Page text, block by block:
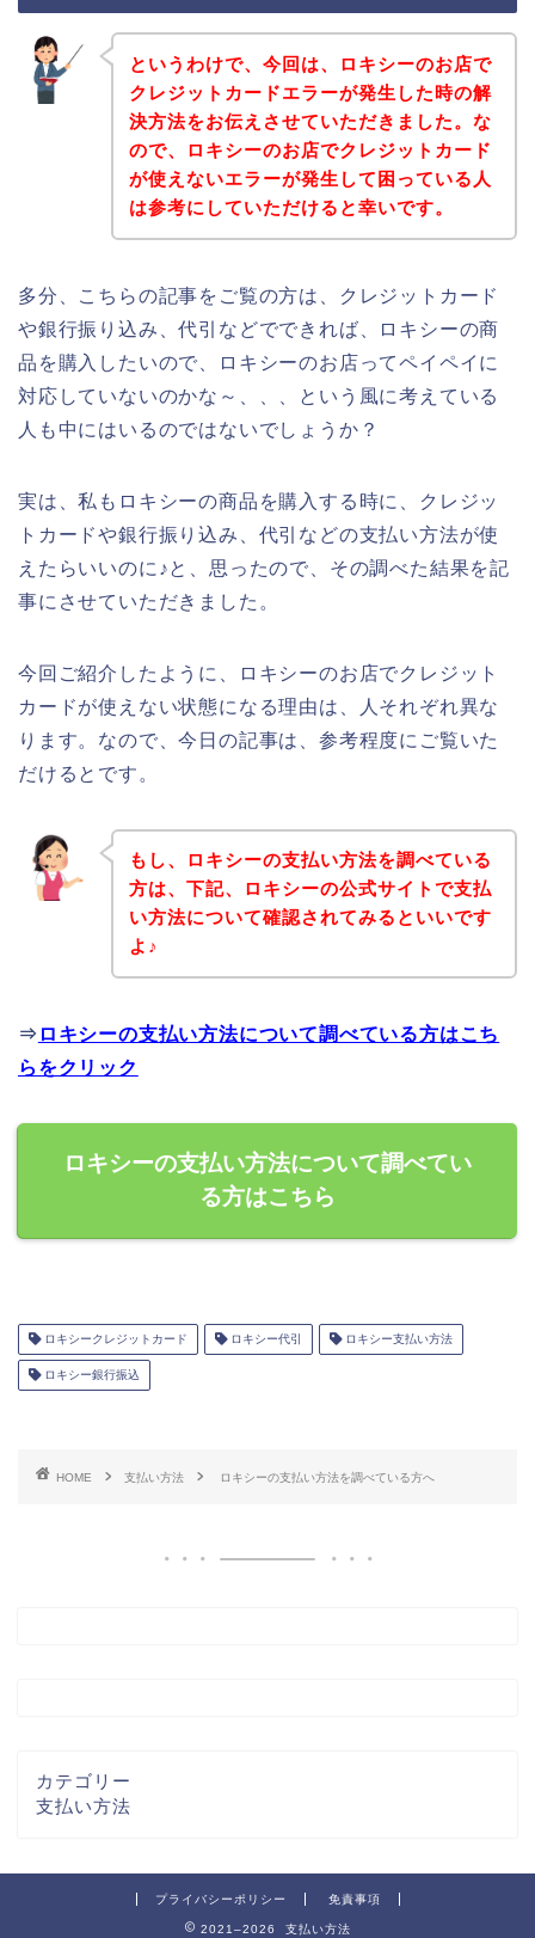
というわけで、今回は、ロキシーのお店で
クレジットカードエラーが発生した時の解
決方法をお伝えさせていただきました。な
ので、ロキシーのお店でクレジットカード
が使えないエラーが発生して困っている人
は参考にしていただけると幸いです。
多分、こちらの記事をご覧の方は、クレジットカード
や銀行振り込み、代引などでできれば、ロキシーの商
品を購入したいので、ロキシーのお店ってペイペイに
対応していないのかな～、、、という風に考えている
人も中にはいるのではないでしょうか？
実は、私もロキシーの商品を購入する時に、クレジッ
トカードや銀行振り込み、代引などの支払い方法が使
えたらいいのに♪と、思ったので、その調べた結果を記
事にさせていただきました。
今回ご紹介したように、ロキシーのお店でクレジット
カードが使えない状態になる理由は、人それぞれ異な
ります。なので、今日の記事は、参考程度にご覧いた
だけるとです。
もし、ロキシーの支払い方法を調べている
方は、下記、ロキシーの公式サイトで支払
い方法について確認されてみるといいです
よ♪
⇒ ロキシーの支払い方法について調べている方はこち
らをクリック
ロキシーの支払い方法について調べてい
る方はこちら
ロキシークレジットカード ロキシー代引 ロキシー支払い方法
ロキシー銀行振込
HOME 支払い方法 ロキシーの支払い方法を調べている方へ
カテゴリー
支払い方法
プライバシーポリシー 免責事項
2021–2026 支払い方法